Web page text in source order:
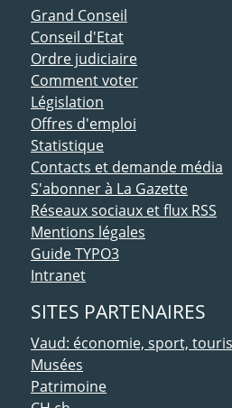
ACCÈS DIRECT
Grand Conseil
Conseil d'Etat
Ordre judiciaire
Comment voter
Législation
Offres d'emploi
Statistique
Contacts et demande média
S'abonner à La Gazette
Réseaux sociaux et flux RSS
Mentions légales
Guide TYPO3
Intranet
SITES PARTENAIRES
Vaud: économie, sport,
Musées
Patrimoine